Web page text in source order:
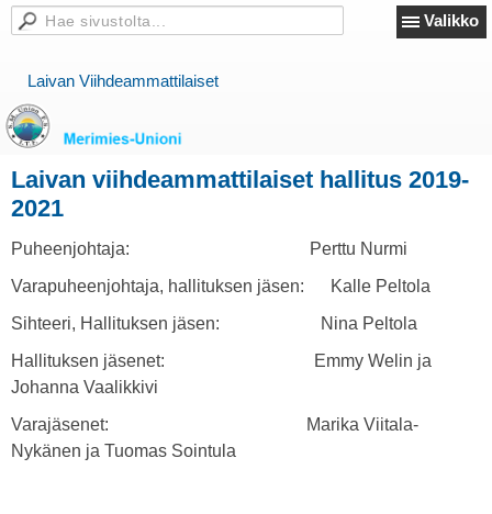
Valikko
Laivan Viihdeammattilaiset
Laivan viihdeammattilaiset hallitus 2019-
2021
Puheenjohtaja: Perttu Nurmi
Varapuheenjohtaja, hallituksen jäsen: Kalle Peltola
Sihteeri, Hallituksen jäsen: Nina Peltola
Hallituksen jäsenet: Emmy Welin ja
Johanna Vaalikkivi
Varajäsenet: Marika Viitala-
Nykänen ja Tuomas Sointula